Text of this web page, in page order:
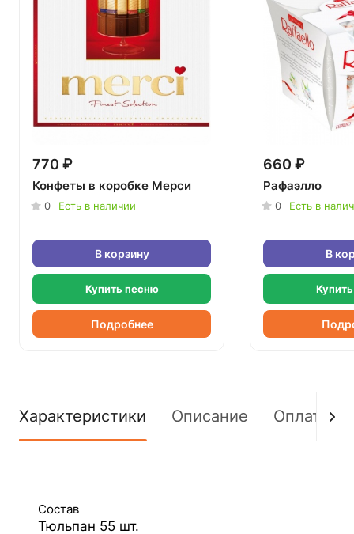
770 ₽
Конфеты в коробке Мерси
0 Есть в наличии
В корзину
Купить песню
Подробнее
660 ₽
Рафаэлло
0 Есть в
В
Характеристики Описание Оплата
Состав
Тюльпан 55 шт.